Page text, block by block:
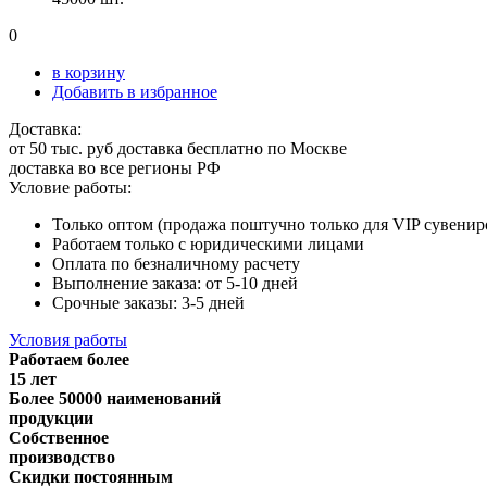
0
в корзину
Добавить в избранное
Доставка:
от 50 тыс. руб доставка бесплатно по Москве
доставка во все регионы РФ
Условие работы:
Только оптом (продажа поштучно только для VIP
Работаем только с юридическими лицами
Оплата по безналичному расчету
Выполнение заказа: от 5-10 дней
Срочные заказы: 3-5 дней
Условия работы
Работаем более
15 лет
Более 50000 наименований
продукции
Собственное
производство
Скидки постоянным